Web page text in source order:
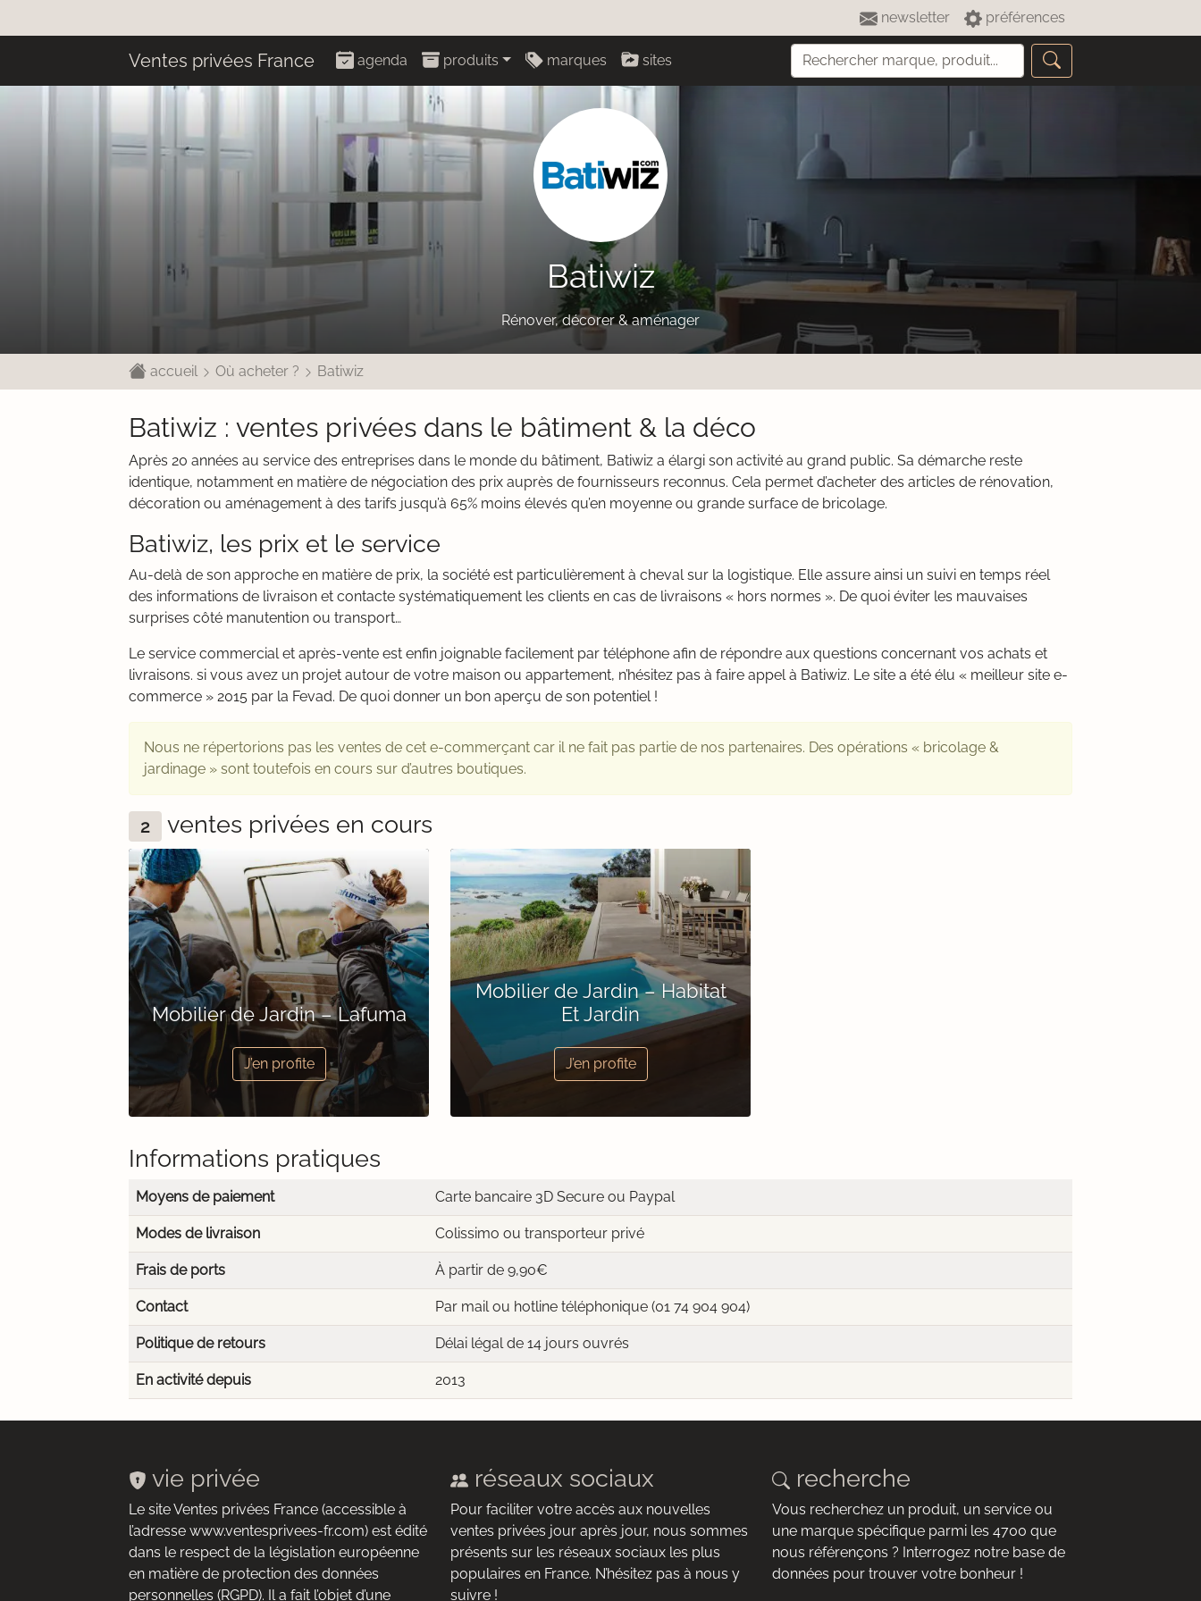
newsletter préférences
Ventes privées France agenda produits marques sites
Batiwiz
Rénover, décorer & aménager
accueil Où acheter ? Batiwiz
Batiwiz : ventes privées dans le bâtiment & la déco
Après 20 années au service des entreprises dans le monde du bâtiment, Batiwiz a élargi son activité au grand public. Sa démarche reste
identique, notamment en matière de négociation des prix auprès de fournisseurs reconnus. Cela permet d’acheter des articles de rénovation,
décoration ou aménagement à des tarifs jusqu’à 65% moins élevés qu’en moyenne ou grande surface de bricolage.
Batiwiz, les prix et le service
Au-delà de son approche en matière de prix, la société est particulièrement à cheval sur la logistique. Elle assure ainsi un suivi en temps réel
des informations de livraison et contacte systématiquement les clients en cas de livraisons « hors normes ». De quoi éviter les mauvaises
surprises côté manutention ou transport…
Le service commercial et après-vente est enfin joignable facilement par téléphone afin de répondre aux questions concernant vos achats et
livraisons. si vous avez un projet autour de votre maison ou appartement, n’hésitez pas à faire appel à Batiwiz. Le site a été élu « meilleur site e-
commerce » 2015 par la Fevad. De quoi donner un bon aperçu de son potentiel !
Nous ne répertorions pas les ventes de cet e-commerçant car il ne fait pas partie de nos partenaires. Des opérations « bricolage &
jardinage » sont toutefois en cours sur d’autres boutiques.
2 ventes privées en cours
Mobilier de Jardin – Lafuma
J’en profite
Mobilier de Jardin – Habitat
Et Jardin
J’en profite
Informations pratiques
Moyens de paiement Carte bancaire 3D Secure ou Paypal
Modes de livraison Colissimo ou transporteur privé
Frais de ports À partir de 9,90€
Contact Par mail ou hotline téléphonique (01 74 904 904)
Politique de retours Délai légal de 14 jours ouvrés
En activité depuis 2013
vie privée
Le site Ventes privées France (accessible à
l’adresse www.ventesprivees-fr.com) est édité
dans le respect de la législation européenne
en matière de protection des données
personnelles (RGPD). Il a fait l’objet d’une
réseaux sociaux
Pour faciliter votre accès aux nouvelles
ventes privées jour après jour, nous sommes
présents sur les réseaux sociaux les plus
populaires en France. N’hésitez pas à nous y
suivre !
recherche
Vous recherchez un produit, un service ou
une marque spécifique parmi les 4700 que
nous référençons ? Interrogez notre base de
données pour trouver votre bonheur !